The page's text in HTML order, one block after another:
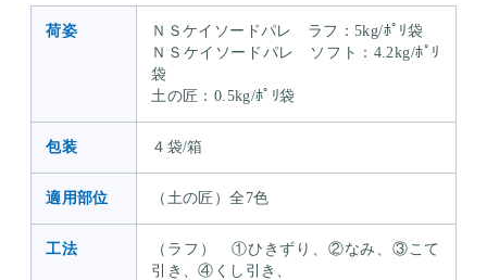
荷姿
ＮＳケイソードパレ ラフ：5kg/ﾎﾟﾘ袋
ＮＳケイソードパレ ソフト：4.2kg/ﾎﾟﾘ
袋
土の匠：0.5kg/ﾎﾟﾘ袋
包装 ４袋/箱
適用部位 （土の匠）全7色
工法
（ラフ） ①ひきずり、②なみ、③こて
引き、④くし引き、